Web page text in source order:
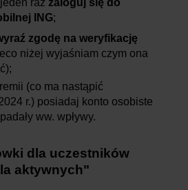
raz zaloguj się do
ING;
zgodę na weryfikację
niżej wyjaśniam czym ona
(co ma nastąpić
r.) posiadaj konto osobiste
ww. wpływy.
dla uczestników
aktywnych"